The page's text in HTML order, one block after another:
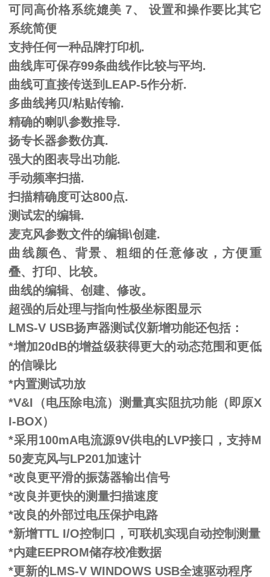
可同高价格系统媲美 7、 设置和操作要比其它
系统简便
支持任何一种品牌打印机.
曲线库可保存99条曲线作比较与平均.
曲线可直接传送到 LEAP-5作分析.
多曲线拷贝/粘贴传输.
精确的喇叭参数推导.
扬专长器参数仿真.
强大的图表导出功能.
手动频率扫描.
扫描精确度可达800点.
测试宏的编辑.
麦克风参数文件的编辑\创建.
曲线颜色、背景、粗细的任意修改，方便重
叠、打印、比较。
曲线的编辑、创建、修改。
超强的后处理与指向性极坐标图显示
LMS-V USB扬声器测试仪新增功能还包括：
*增加20dB的增益级获得更大的动态范围和更低
的信噪比
*内置测试功放
*V&I （电压除电流）测量真实阻抗功能（即原X
I-BOX）
*采用100mA电流源9V供电的LVP接口，支持M
50麦克风与LP201加速计
*改良更平滑的振荡器输出信号
*改良并更快的测量扫描速度
*改良的外部过电压保护电路
*新增TTL I/O控制口，可联机实现自动控制测量
*内建EEPROM储存校准数据
*更新的LMS-V WINDOWS USB全速驱动程序